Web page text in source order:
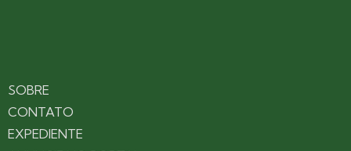
SOBRE
CONTATO
EXPEDIENTE